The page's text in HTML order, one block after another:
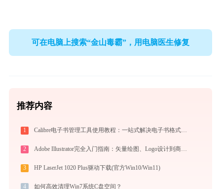
可在电脑上搜索“金山毒霸”，用电脑医生修复
推荐内容
1 Calibre电子书管理工具使用教程：一站式解决电子书格式转换、元数据管理与设备同步
2 Adobe Illustrator完全入门指南：矢量绘图、Logo设计到商业插画的必备工具详解
3 HP LaserJet 1020 Plus驱动下载(官方Win10/Win11)
4 如何高效清理Win7系统C盘空间？